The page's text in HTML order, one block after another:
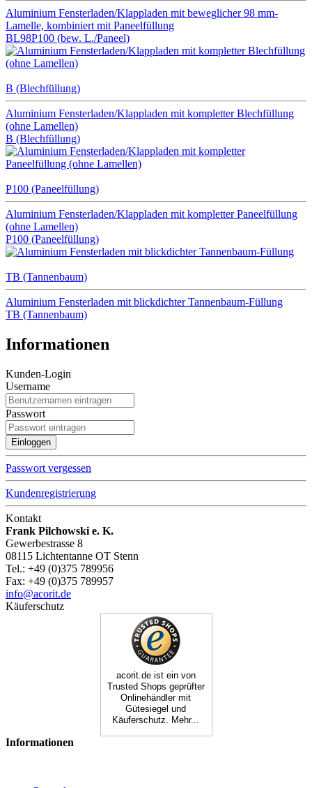
Aluminium Fensterladen/Klappladen mit beweglicher 98 mm-
Lamelle, kombiniert mit Paneelfüllung
BL98P100 (bew. L./Paneel)
B (Blechfüllung)
Aluminium Fensterladen/Klappladen mit kompletter Blechfüllung
(ohne Lamellen)
B (Blechfüllung)
P100 (Paneelfüllung)
Aluminium Fensterladen/Klappladen mit kompletter Paneelfüllung
(ohne Lamellen)
P100 (Paneelfüllung)
TB (Tannenbaum)
Aluminium Fensterladen mit blickdichter Tannenbaum-Füllung
TB (Tannenbaum)
Informationen
Kunden-Login
Username
Passwort
Passwort vergessen
Kundenregistrierung
Kontakt
Frank Pilchowski e. K.
Gewerbestrasse 8
08115 Lichtentanne OT Stenn
Tel.: +49 (0)375 789956
Fax: +49 (0)375 789957
info@acorit.de
Käuferschutz
acorit.de ist ein von
Trusted Shops geprüfter
Onlinehändler mit
Gütesiegel und
Käuferschutz. Mehr...
Informationen